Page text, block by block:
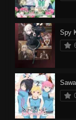
Spy